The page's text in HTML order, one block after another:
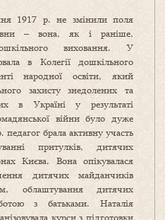
1917 р. не змінили поля
– вона, як і раніше,
виховання. У
в Колегії дошкільного
народної освіти, який
захисту знедолених та
в Україні у результаті
війни було дуже
брала активну участь
притулків, дитячих
Києва. Вона опікувалася
дитячих майданчиків
облаштування дитячих
з батьками. Наталія
курси з підготовки